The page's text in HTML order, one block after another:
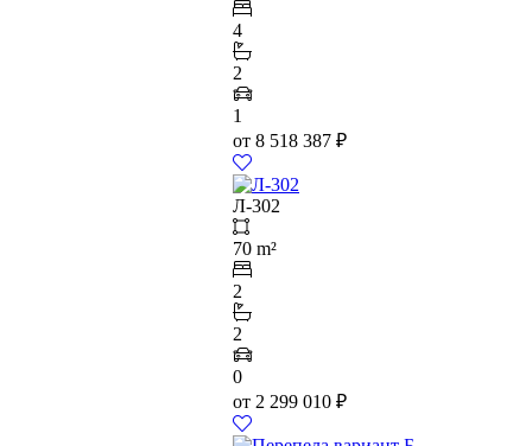
4
2
1
от 8 518 387 ₽
Л-302
70 m²
2
2
0
от 2 299 010 ₽